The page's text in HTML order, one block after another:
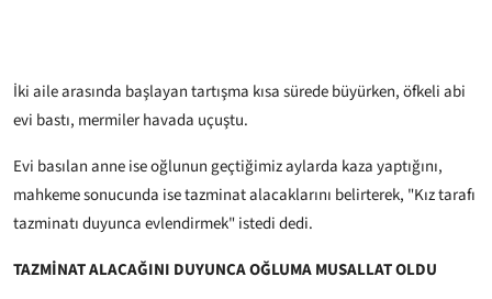
İki aile arasında başlayan tartışma kısa sürede büyürken, öfkeli abi
evi bastı, mermiler havada uçuştu.
Evi basılan anne ise oğlunun geçtiğimiz aylarda kaza yaptığını,
mahkeme sonucunda ise tazminat alacaklarını belirterek, "Kız tarafı
tazminatı duyunca evlendirmek" istedi dedi.
TAZMİNAT ALACAĞINI DUYUNCA OĞLUMA MUSALLAT OLDU